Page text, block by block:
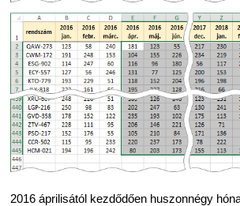
2016 áprilisától kezdődően huszonnégy